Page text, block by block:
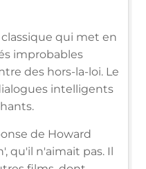
qui met en
improbables
des hors-la-loi. Le
intelligents
de Howard
qu'il n'aimait pas. Il